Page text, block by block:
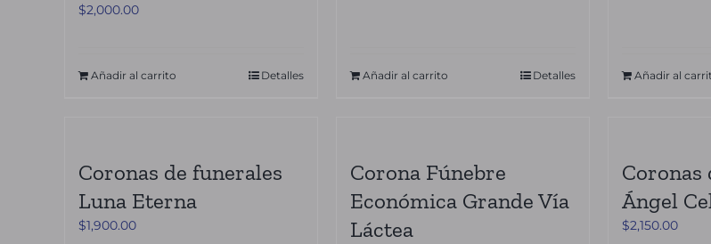
$2,000.00
Añadir al carrito Detalles Añadir al carrito Detalles Añadir al
Coronas de funerales
Luna Eterna
$1,900.00
Corona Fúnebre
Económica Grande Vía
Láctea
Coronas
Ángel
$2,150.00